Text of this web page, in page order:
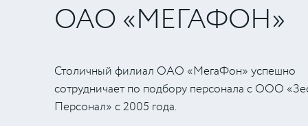
ОАО «МЕГАФОН»
Столичный филиал ОАО «МегаФон» успешно
сотрудничает по подбору персонала с ООО
Персонал» с 2005 года.